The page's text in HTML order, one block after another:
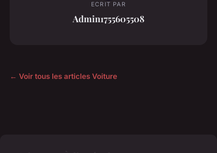
ECRIT PAR
Admin1755605508
← Voir tous les articles Voiture